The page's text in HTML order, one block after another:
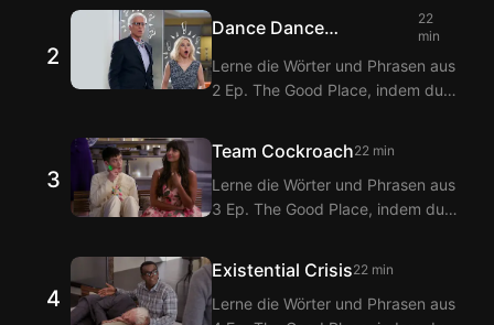
Koreanisch Untertiteln über die
Langflix Erweiterungen ansiehst!
Mit der Doppeltitel-Funktion von
Langflix erhältst du
2
Dance Dance
Resolution
22
min
Lerne die Wörter und Phrasen aus
2 Ep. The Good Place, indem du
Langflix Erweiterungen ansiehst!
Mit der Doppeltitel-Funktion von
Langflix erhältst du
Ep. The Good Place.
3
Team Cockroach22 min
Lerne die Wörter und Phrasen aus
3 Ep. The Good Place, indem du
Langflix Erweiterungen ansiehst!
Mit der Doppeltitel-Funktion von
4
Existential Crisis22 min
Lerne die Wörter und Phrasen aus